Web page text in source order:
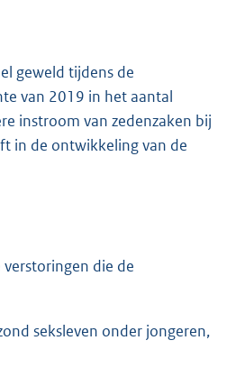
geweld tijdens de
van 2019 in het aantal
instroom van zedenzaken bij
in de ontwikkeling van de
die de
seksleven onder jongeren,